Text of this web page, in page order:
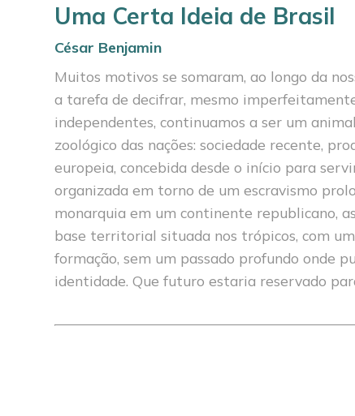
Uma Certa Ideia de Brasil
César Benjamin
Muitos motivos se somaram, ao longo da
a tarefa de decifrar, mesmo
independentes, continuamos a ser um
zoológico das nações: sociedade recente,
europeia, concebida desde o início para
organizada em torno de um escravismo
monar­quia em um continente republicano,
base territorial situada nos trópi­cos, com
formação, sem um passado profundo onde
identidade. Que futuro estaria reservado